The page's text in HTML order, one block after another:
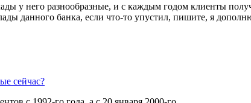
у него разнообразные, и с каждым годом клиенты
данного банка, если что-то упустил, пишите, я